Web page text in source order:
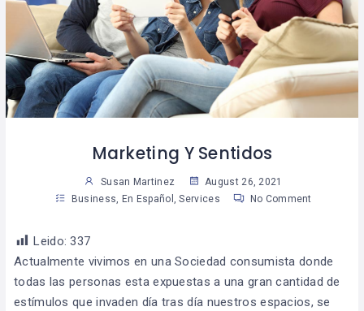
Marketing Y Sentidos
Susan Martinez
August 26, 2021
Business
En Español ,Services No Comment
Leido: 337
Actualmente vivimos en una Sociedad consumista donde
todas las personas esta expuestas a una gran cantidad de
estímulos que invaden día tras día nuestros espacios, se